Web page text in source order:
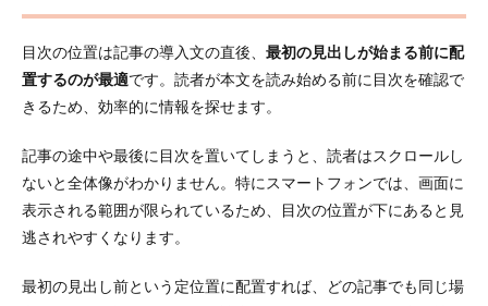
目次の位置は記事の導入文の直後、 最初の見出しが始まる前に配
置するのが最適です。読者が本文を読み始める前に目次を確認で
きるため、効率的に情報を探せます。
記事の途中や最後に目次を置いてしまうと、読者はスクロールし
ないと全体像がわかりません。特にスマートフォンでは、画面に
表示される範囲が限られているため、目次の位置が下にあると見
逃されやすくなります。
最初の見出し前という定位置に配置すれば、どの記事でも同じ場